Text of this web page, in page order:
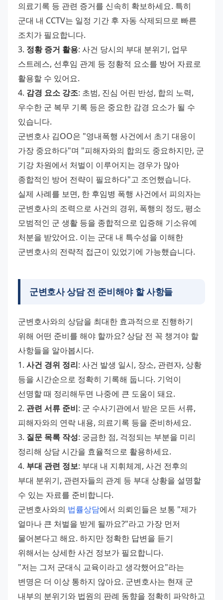
의료기록 등 관련 증거를 신속히 확보하세요. 특히
군대 내 CCTV는 일정 기간 후 자동 삭제되므로 빠른
조치가 필요합니다.
3. 정황 증거 활용: 사건 당시의 부대 분위기, 업무
스트레스, 선후임 관계 등 정황적 요소를 방어 자료로
활용할 수 있어요.
4. 감경 요소 강조: 초범, 진심 어린 반성, 합의 노력,
우수한 군 복무 기록 등은 중요한 감경 요소가 될 수
있습니다.
군변호사 김OO은 "영내폭행 사건에서 초기 대응이
가장 중요하다"며 "피해자와의 합의도 중요하지만, 군
기강 차원에서 처벌이 이루어지는 경우가 많아
종합적인 방어 전략이 필요하다"고 조언했습니다.
실제 사례를 보면, 한 후임병 폭행 사건에서 피의자는
군변호사의 조력으로 사건의 경위, 폭행의 정도, 평소
모범적인 군 생활 등을 종합적으로 입증해 기소유예
처분을 받았어요. 이는 군대 내 특수성을 이해한
군변호사의 전략적 접근이 있었기에 가능했습니다.
군변호사 상담 전 준비해야 할 사항들
군변호사와의 상담을 최대한 효과적으로 진행하기
위해 어떤 준비를 해야 할까요? 상담 전 꼭 챙겨야 할
사항들을 알아봅시다.
1. 사건 경위 정리: 사건 발생 일시, 장소, 관련자, 상황
등을 시간순으로 정확히 기록해 둡니다. 기억이
선명할 때 정리해두면 나중에 큰 도움이 돼요.
2. 관련 서류 준비: 군 수사기관에서 받은 모든 서류,
피해자와의 연락 내용, 의료기록 등을 준비하세요.
3. 질문 목록 작성: 궁금한 점, 걱정되는 부분을 미리
정리해 상담 시간을 효율적으로 활용하세요.
4. 부대 관련 정보: 부대 내 지휘체계, 사건 전후의
부대 분위기, 관련자들의 관계 등 부대 상황을 설명할
수 있는 자료를 준비합니다.
군변호사와의 법률상담에서 의뢰인들은 보통 "제가
얼마나 큰 처벌을 받게 될까요?"라고 가장 먼저
물어본다고 해요. 하지만 정확한 답변을 듣기
위해서는 상세한 사건 정보가 필요합니다.
"저는 그저 군대식 교육이라고 생각했어요"라는
변명은 더 이상 통하지 않아요. 군변호사는 현재 군
내부의 분위기와 법원의 판례 동향을 정확히 파악하고